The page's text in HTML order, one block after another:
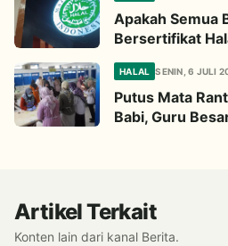
Apakah Semua
Bersertifikat
Ini
HALAL SENIN, 6 JULI
Putus Mata
Babi, Guru
Artikel Terkait
Konten lain dari kanal Berita.